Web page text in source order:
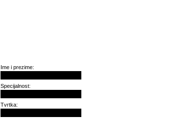
Ime i prezime:
Specijalnost:
Tvrtka: